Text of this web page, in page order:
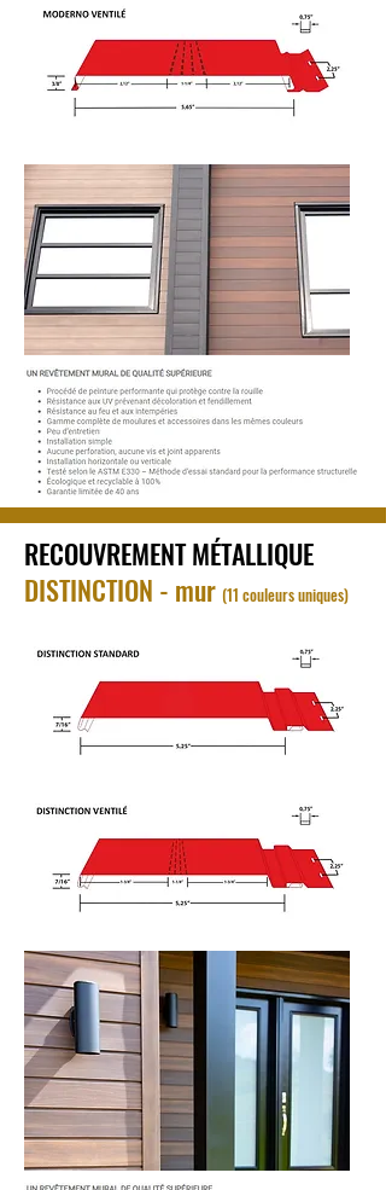
RECOUVREMENT MÉTALLIQUE
DISTINCTION - mur (11 couleurs uniques)